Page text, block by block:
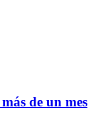
de un mes